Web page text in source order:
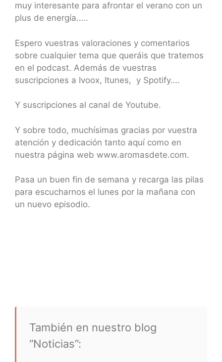
muy interesante para afrontar el verano con un
plus de energía…..
Espero vuestras valoraciones y comentarios
sobre cualquier tema que queráis que tratemos
en el podcast. Además de vuestras
suscripciones a Ivoox, Itunes, y Spotify….
Y suscripciones al canal de Youtube.
Y sobre todo, muchísimas gracias por vuestra
atención y dedicación tanto aquí como en
nuestra página web www.aromasdete.com.
Pasa un buen fin de semana y recarga las pilas
para escucharnos el lunes por la mañana con
un nuevo episodio.
También en nuestro blog
“Noticias”: